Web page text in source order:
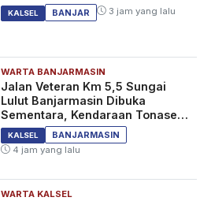
KALSEL BANJAR 3 jam yang lalu
WARTA BANJARMASIN
Jalan Veteran Km 5,5 Sungai
Lulut Banjarmasin Dibuka
Sementara, Kendaraan Tonase
Besar Dilarang
KALSEL
BANJARMASIN
4 jam yang lalu
WARTA KALSEL